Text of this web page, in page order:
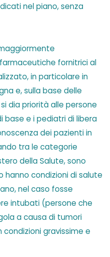
nel piano, senza
fornitrici al
in particolare in
e, sulla base delle
dia priorità alle persone
base e i pediatri di libera
dei pazienti in
tra le categorie
della Salute, sono
condizioni di salute
nel caso fosse
intubati (persone che
a causa di tumori
gravissime e